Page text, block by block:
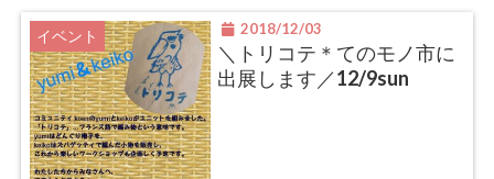
イベント 2018/12/03
＼トリコテ＊てのモノ市に
出展します／12/9sun